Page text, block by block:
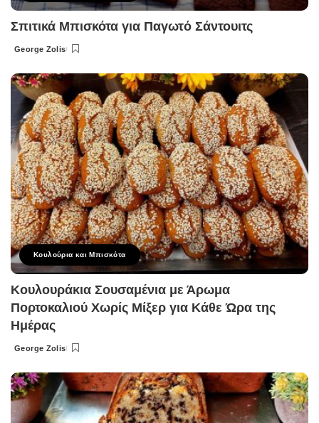
Σπιτικά Μπισκότα για Παγωτό Σάντουιτς
Posted
George Zolis
Κουλούρια και Μπισκότα
Κουλουράκια Σουσαμένια με Άρωμα
Πορτοκαλιού Χωρίς Μίξερ για Κάθε Ώρα της
Ημέρας
Posted
George Zolis